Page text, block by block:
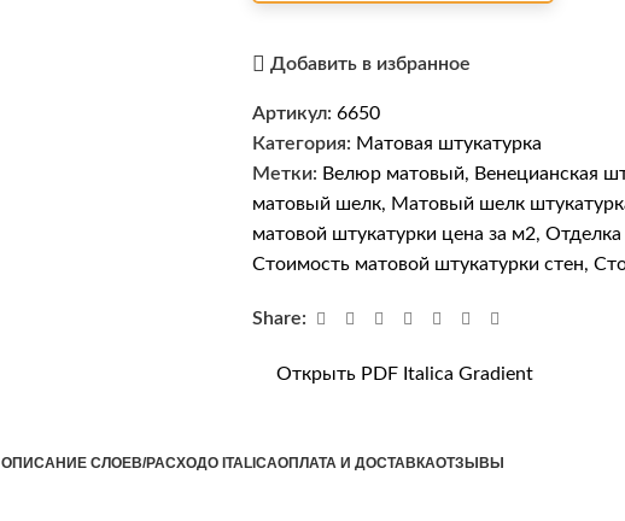
Добавить в избранное
Артикул: 6650
Категория: Матовая штукатурка
Метки: Велюр матовый, Венецианская
матовый шелк, Матовый шелк
матовой штукатурки цена за м2, Отделка
Стоимость матовой штукатурки стен,
Share:
Открыть PDF Italica Gradient
ОПИСАНИЕ СЛОЕВ/РАСХОДО ITALICAОПЛАТА И ДОСТАВКАОТЗЫВЫ